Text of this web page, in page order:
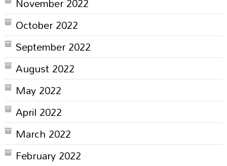
October 2022
September 2022
August 2022
May 2022
April 2022
March 2022
February 2022